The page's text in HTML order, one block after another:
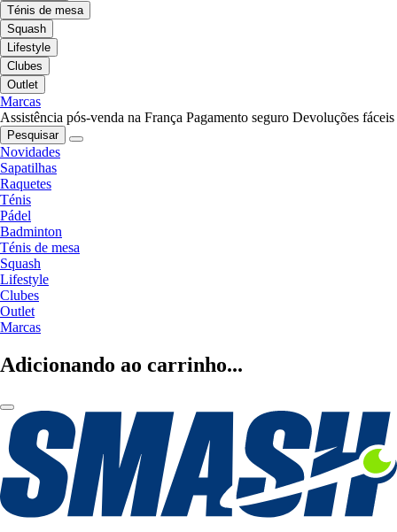
Ténis de mesa
Squash
Lifestyle
Clubes
Outlet
Marcas
Assistência pós-venda na França Pagamento seguro Devoluções fáceis
Pesquisar
Novidades
Sapatilhas
Raquetes
Ténis
Pádel
Badminton
Ténis de mesa
Squash
Lifestyle
Clubes
Outlet
Marcas
Adicionando ao carrinho...